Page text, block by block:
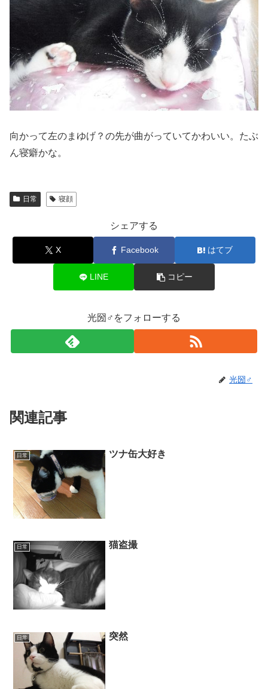
向かって左のまゆげ？の先が曲がっていてかわいい。たぶ
ん寝癖かな。
日常 寝顔
シェアする
X Facebook はてブ
LINE コピー
光圀♂をフォローする
光圀♂
関連記事
日常 ツナ缶大好き
日常 猫盗撮
日常 突然